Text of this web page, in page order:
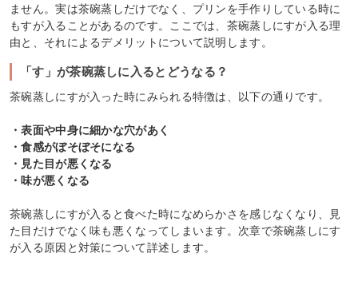
ません。実は茶碗蒸しだけでなく、プリンを手作りしている時に
もすが入ることがあるのです。ここでは、茶碗蒸しにすが入る理
由と、それによるデメリットについて説明します。
「す」が茶碗蒸しに入るとどうなる？
茶碗蒸しにすが入った時にみられる特徴は、以下の通りです。
・表面や中身に細かな穴があく
・食感がぼそぼそになる
・見た目が悪くなる
・味が悪くなる
茶碗蒸しにすが入ると食べた時になめらかさを感じなくなり、見
た目だけでなく味も悪くなってしまいます。次章で茶碗蒸しにす
が入る原因と対策について詳述します。